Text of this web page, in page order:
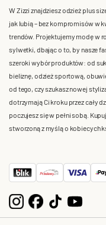
W Zizzi znajdziesz odzież plus
jak lubią – bez kompromisów w
trendów. Projektujemy modę w
sylwetki, dbając o to, by nasze
szeroki wybór produktów: od
bieliznę, odzież sportową,
od tego, czy szukasz nowej
dotrzymają Ci kroku przez cały
poczujesz się w pełni sobą.
stworzoną z myślą o kobiecych